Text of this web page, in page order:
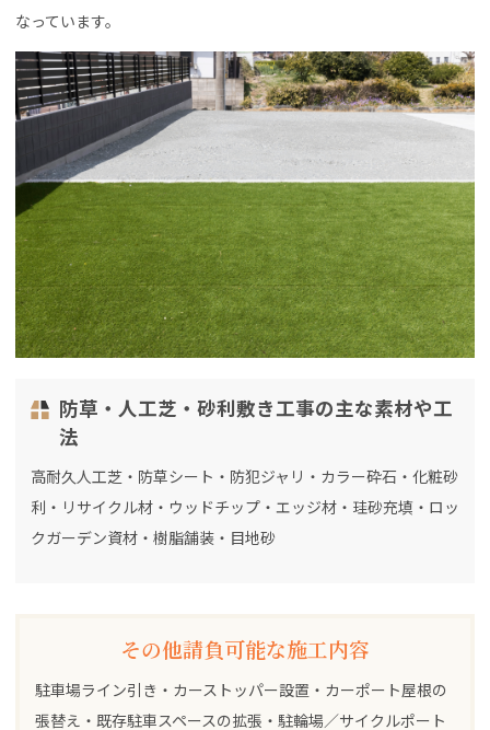
なっています。
防草・人工芝・砂利敷き工事の主な素材や工
法
高耐久人工芝・防草シート・防犯ジャリ・カラー砕石・化粧砂
利・リサイクル材・ウッドチップ・エッジ材・珪砂充填・ロッ
クガーデン資材・樹脂舗装・目地砂
その他請負可能な施工内容
駐車場ライン引き・カーストッパー設置・カーポート屋根の
張替え・既存駐車スペースの拡張・駐輪場／サイクルポート